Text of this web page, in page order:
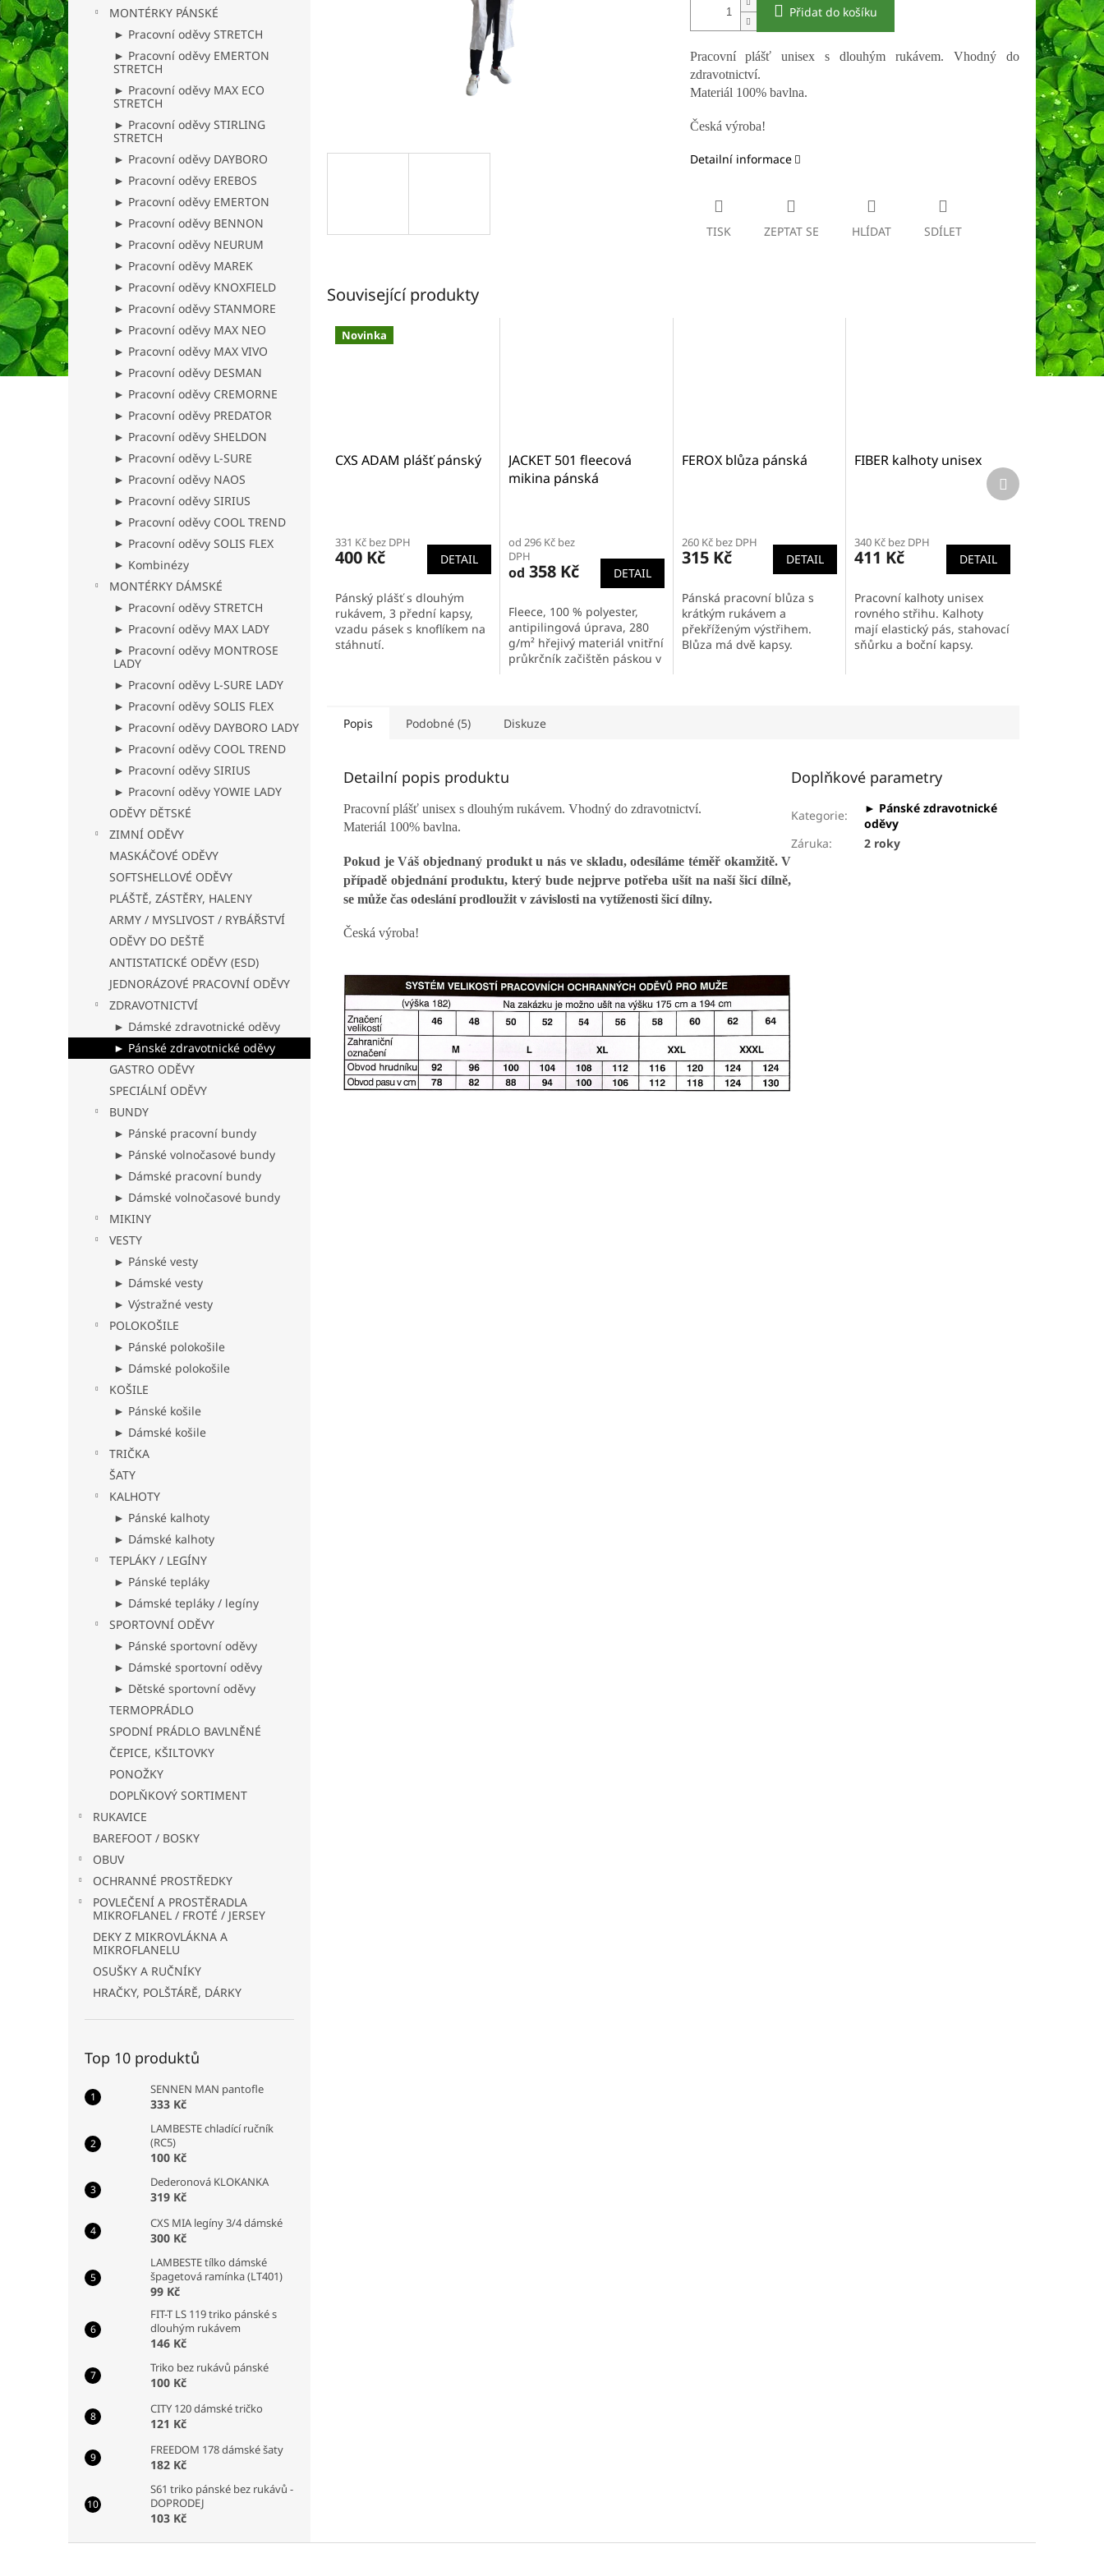
l
MONTÉRKY PÁNSKÉ
► Pracovní oděvy STRETCH
► Pracovní oděvy EMERTON
STRETCH
► Pracovní oděvy MAX ECO
STRETCH
► Pracovní oděvy STIRLING
STRETCH
► Pracovní oděvy DAYBORO
► Pracovní oděvy EREBOS
► Pracovní oděvy EMERTON
► Pracovní oděvy BENNON
► Pracovní oděvy NEURUM
► Pracovní oděvy MAREK
► Pracovní oděvy KNOXFIELD
► Pracovní oděvy STANMORE
► Pracovní oděvy MAX NEO
► Pracovní oděvy MAX VIVO
► Pracovní oděvy DESMAN
► Pracovní oděvy CREMORNE
► Pracovní oděvy PREDATOR
► Pracovní oděvy SHELDON
► Pracovní oděvy L-SURE
► Pracovní oděvy NAOS
► Pracovní oděvy SIRIUS
► Pracovní oděvy COOL TREND
► Pracovní oděvy SOLIS FLEX
► Kombinézy
MONTÉRKY DÁMSKÉ
► Pracovní oděvy STRETCH
► Pracovní oděvy MAX LADY
► Pracovní oděvy MONTROSE
LADY
► Pracovní oděvy L-SURE LADY
► Pracovní oděvy SOLIS FLEX
► Pracovní oděvy DAYBORO LADY
► Pracovní oděvy COOL TREND
► Pracovní oděvy SIRIUS
► Pracovní oděvy YOWIE LADY
ODĚVY DĚTSKÉ
ZIMNÍ ODĚVY
MASKÁČOVÉ ODĚVY
SOFTSHELLOVÉ ODĚVY
PLÁŠTĚ, ZÁSTĚRY, HALENY
ARMY / MYSLIVOST / RYBÁŘSTVÍ
ODĚVY DO DEŠTĚ
ANTISTATICKÉ ODĚVY (ESD)
JEDNORÁZOVÉ PRACOVNÍ ODĚVY
ZDRAVOTNICTVÍ
► Dámské zdravotnické oděvy
► Pánské zdravotnické oděvy
GASTRO ODĚVY
SPECIÁLNÍ ODĚVY
BUNDY
► Pánské pracovní bundy
► Pánské volnočasové bundy
► Dámské pracovní bundy
► Dámské volnočasové bundy
MIKINY
VESTY
► Pánské vesty
► Dámské vesty
► Výstražné vesty
POLOKOŠILE
► Pánské polokošile
► Dámské polokošile
KOŠILE
► Pánské košile
► Dámské košile
TRIČKA
ŠATY
KALHOTY
► Pánské kalhoty
► Dámské kalhoty
TEPLÁKY / LEGÍNY
► Pánské tepláky
► Dámské tepláky / legíny
SPORTOVNÍ ODĚVY
► Pánské sportovní oděvy
► Dámské sportovní oděvy
► Dětské sportovní oděvy
TERMOPRÁDLO
SPODNÍ PRÁDLO BAVLNĚNÉ
ČEPICE, KŠILTOVKY
PONOŽKY
DOPLŇKOVÝ SORTIMENT
RUKAVICE
BAREFOOT / BOSKY
OBUV
OCHRANNÉ PROSTŘEDKY
POVLEČENÍ A PROSTĚRADLA
MIKROFLANEL / FROTÉ / JERSEY
DEKY Z MIKROVLÁKNA A
MIKROFLANELU
OSUŠKY A RUČNÍKY
HRAČKY, POLŠTÁRĚ, DÁRKY
Top 10 produktů
SENNEN MAN pantofle
333 Kč
LAMBESTE chladící ručník
(RC5)
100 Kč
Dederonová KLOKANKA
319 Kč
CXS MIA legíny 3/4 dámské
300 Kč
LAMBESTE tílko dámské
špagetová ramínka (LT401)
99 Kč
FIT-T LS 119 triko pánské s
dlouhým rukávem
146 Kč
Triko bez rukávů pánské
100 Kč
CITY 120 dámské tričko
121 Kč
FREEDOM 178 dámské šaty
182 Kč
S61 triko pánské bez rukávů -
DOPRODEJ
103 Kč
Přidat do košíku
Pracovní plášť unisex s dlouhým rukávem. Vhodný do
zdravotnictví.
Materiál 100% bavlna.
Česká výroba!
Detailní informace
TISK ZEPTAT SE HLÍDAT SDÍLET
Související produkty
Novinka
CXS ADAM plášť pánský
331 Kč bez DPH
400 Kč DETAIL
Pánský plášť s dlouhým
rukávem, 3 přední kapsy,
vzadu pásek s knoflíkem na
stáhnutí.
JACKET 501 fleecová
mikina pánská
od 296 Kč bez
DPH
od 358 Kč DETAIL
Fleece, 100 % polyester,
antipilingová úprava, 280
g/m² hřejivý materiál vnitřní
průkrčník začištěn páskou v
FEROX blůza pánská
produktu
je
z
5
hvězdiček.
260 Kč bez DPH
315 Kč DETAIL
Pánská pracovní blůza s
krátkým rukávem a
překříženým výstřihem.
Blůza má dvě kapsy.
FIBER kalhoty unisex
produktu
je
z
5
hvězdiček.
340 Kč bez DPH
411 Kč DETAIL
Pracovní kalhoty unisex
rovného střihu. Kalhoty
mají elastický pás, stahovací
sňůrku a boční kapsy.
Další
produkt
Popis Podobné (5) Diskuze
Detailní popis produktu
Pracovní plášť unisex s dlouhým rukávem. Vhodný do zdravotnictví.
Materiál 100% bavlna.
Pokud je Váš objednaný produkt u nás ve skladu, odesíláme téměř okamžitě. V
případě objednání produktu, který bude nejprve potřeba ušít na naší šicí dílně,
se může čas odeslání prodloužit v závislosti na vytíženosti šicí dílny.
Česká výroba!
Doplňkové parametry
Kategorie:
► Pánské zdravotnické
oděvy
Záruka: 2 roky